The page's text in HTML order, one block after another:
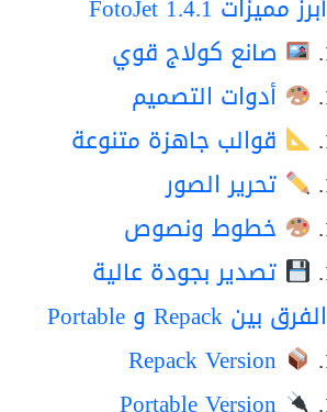
صانع كولاج قوي
أدوات التصميم
قوالب جاهزة متنوعة
تحرير الصور
خطوط ونصوص
تصدير بجودة عالية
الفرق بين Repack و Portable